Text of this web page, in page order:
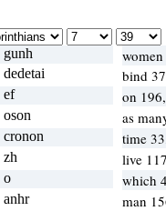
gunh
dedetai
bind
ef
on
oson
as
cronon
time
zh
live
o
which
anhr
man